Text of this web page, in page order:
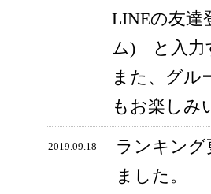
LINEの友
ム) と入力
また、グル
もお楽しみ
2019.09.18
ランキン
ました。